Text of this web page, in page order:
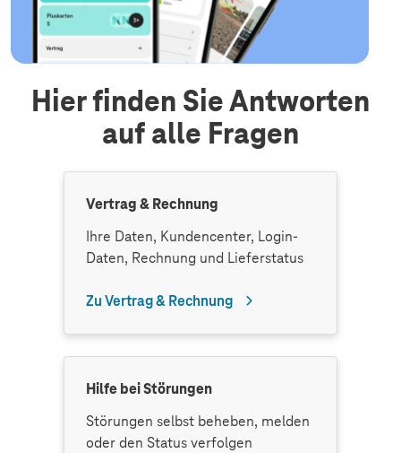
Hier finden Sie Antworten
auf alle Fragen
Vertrag & Rechnung
Ihre Daten, Kundencenter, Login-
Daten, Rechnung und Lieferstatus
Zu Vertrag & Rechnung
Hilfe bei Störungen
Störungen selbst beheben, melden
oder den Status verfolgen